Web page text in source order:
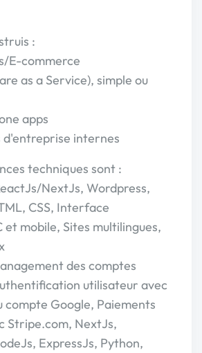
:
E-commerce
as a Service), simple ou
apps
d'entreprise internes
techniques sont :
NextJs, Wordpress,
CSS, Interface
et mobile, Sites multilingues,
des comptes
utilisateur avec
compte Google, Paiements
Stripe.com, NextJs,
ExpressJs, Python,